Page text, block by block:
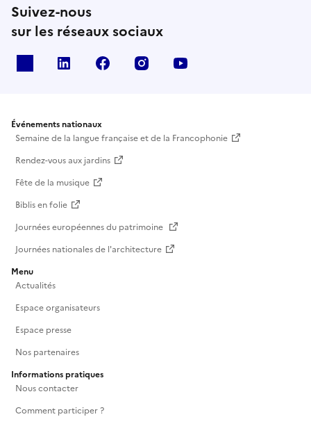
Suivez-nous
sur les réseaux sociaux
Linkedin Facebook Instagram
Événements nationaux
Semaine de la langue française et de la Francophonie
Rendez-vous aux jardins
Fête de la musique
Biblis en folie
Journées européennes du patrimoine
Journées nationales de l'architecture
Menu
Actualités
Espace organisateurs
Espace presse
Nos partenaires
Informations pratiques
Nous contacter
Comment participer ?